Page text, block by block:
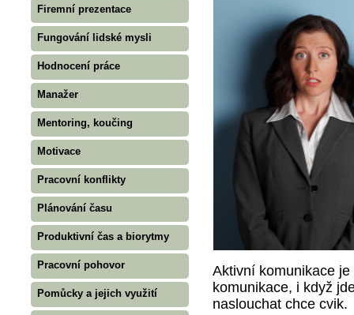
Firemní prezentace
Fungování lidské mysli
Hodnocení práce
Manažer
Mentoring, koučing
Motivace
Pracovní konflikty
Plánování času
Produktivní čas a biorytmy
Pracovní pohovor
Pomůcky a jejich využití
Aktivní komunikace
komunikace, i když
naslouchat chce cvik.